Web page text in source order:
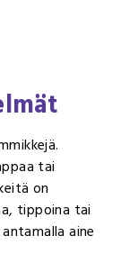
tai
on
tippoina tai
aine